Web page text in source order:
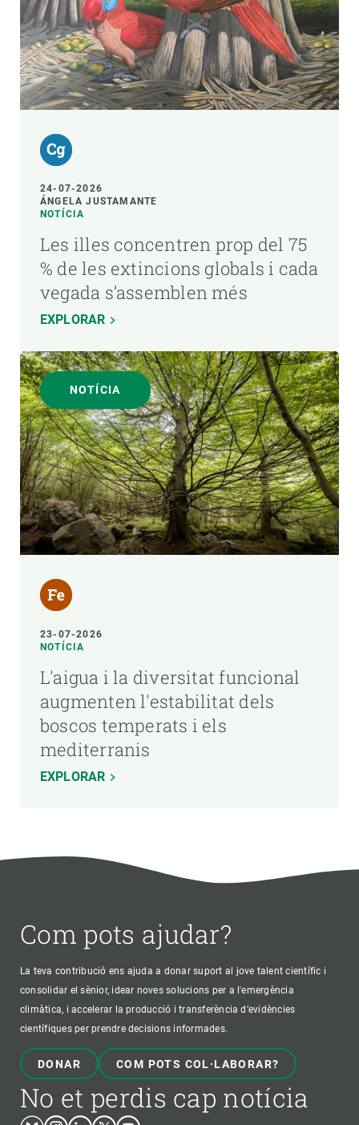
24-07-2026
ÁNGELA JUSTAMANTE
NOTÍCIA
Les illes concentren prop del 75
% de les extincions globals i cada
vegada s’assemblen més
EXPLORAR
NOTÍCIA
23-07-2026
NOTÍCIA
L'aigua i la diversitat funcional
augmenten l'estabilitat dels
boscos temperats i els
mediterranis
EXPLORAR
Com pots ajudar?
La teva contribució ens ajuda a donar suport al jove talent científic i
consolidar el sènior, idear noves solucions per a l'emergència
climàtica, i accelerar la producció i transferència d’evidències
científiques per prendre decisions informades.
DONAR COM POTS COL·LABORAR?
No et perdis cap notícia
BlueskyInstagram
LinkedinTwitterYoutube